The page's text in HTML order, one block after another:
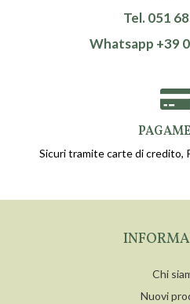
Tel. 051
Whatsapp +39
Sicuri tramite carte di credito,
Chi
Nuovi